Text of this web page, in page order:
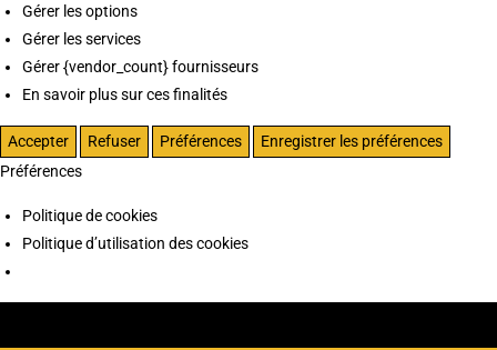
Gérer les options
Gérer les services
Gérer {vendor_count} fournisseurs
En savoir plus sur ces finalités
Accepter Refuser Préférences
Enregistrer les préférences
Préférences
Politique de cookies
Politique d’utilisation des cookies